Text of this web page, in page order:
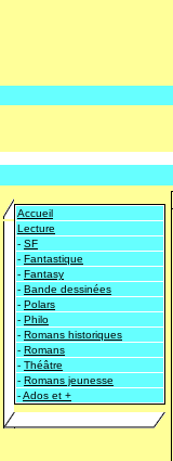
Accueil
Lecture
- SF
- Fantastique
- Fantasy
- Bande dessinées
- Polars
- Philo
- Romans historiques
- Romans
- Théâtre
- Romans jeunesse
-Ados et +